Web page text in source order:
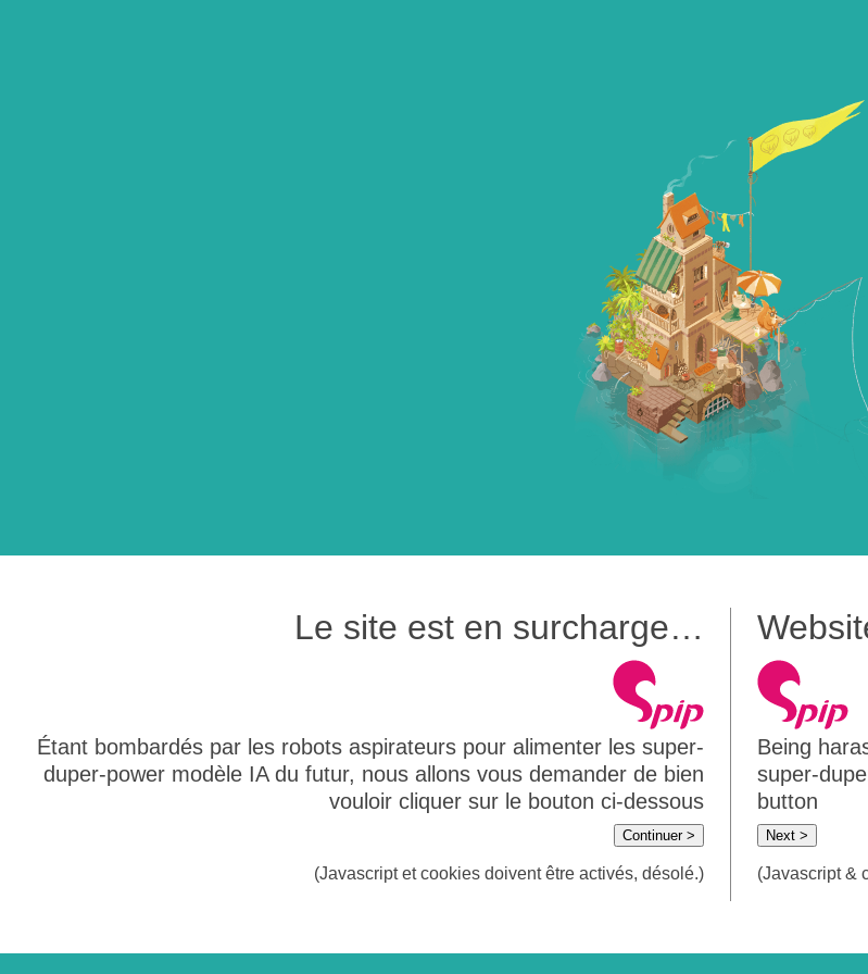
Le site est en surcharge…
Étant bombardés par les robots aspirateurs pour alimenter les super-
duper-power modèle IA du futur, nous allons vous demander de bien
vouloir cliquer sur le bouton ci-dessous
Continuer >
(Javascript et cookies doivent être activés, désolé.)
Being
super-
button
Next >
(Javascript &